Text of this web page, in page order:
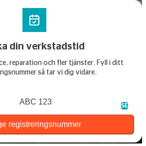
din verkstadstid
reparation och fler tjänster. Fyll i ditt
så tar vi dig vidare.
SE
registreringsnummer